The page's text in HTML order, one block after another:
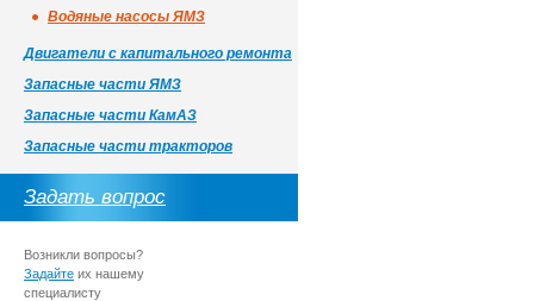
Водяные насосы ЯМЗ
Двигатели с капитального ремонта
Запасные части ЯМЗ
Запасные части КамАЗ
Запасные части тракторов
Задать вопрос
Возникли вопросы?
Задайте их нашему
специалисту